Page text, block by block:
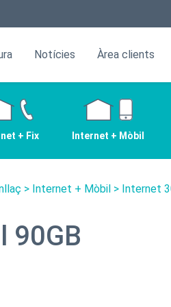
Notícies Àrea clients
+ Fix Internet + Mòbil
> Internet + Mòbil> Internet
90GB